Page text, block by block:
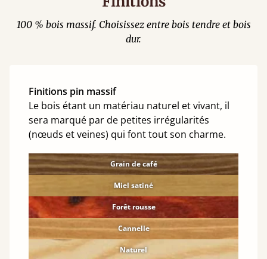
100 % bois massif. Choisissez entre bois tendre et bois
dur.
Finitions pin massif
Le bois étant un matériau naturel et vivant, il
sera marqué par de petites irrégularités
(nœuds et veines) qui font tout son charme.
Grain de café
Miel satiné
Forêt rousse
Cannelle
Naturel